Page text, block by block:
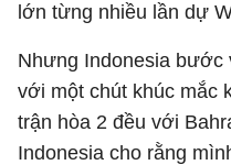
lớn từng nhiều lần dự
Nhưng Indonesia bước
với một chút khúc mắc
trận hòa 2 đều với
Indonesia cho rằng